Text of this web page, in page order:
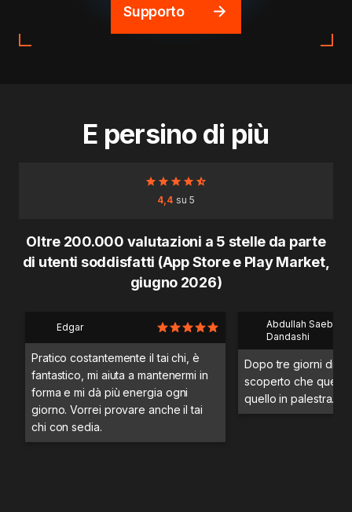
Supporto
E persino di più
4,4 su 5
Oltre 200.000 valutazioni a 5 stelle da parte
di utenti soddisfatti (App Store e Play Market,
giugno 2026)
Edgar
Pratico costantemente il tai chi, è
fantastico, mi aiuta a mantenermi in
forma e mi dà più energia ogni
giorno. Vorrei provare anche il tai
chi con sedia.
Abdullah Saeb Al
Dandashi
Dopo tre giorni di
scoperto che
quello in palestra.